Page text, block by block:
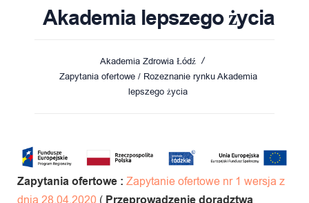
Akademia lepszego życia
Akademia Zdrowia Łódź
Zapytania ofertowe / Rozeznanie rynku Akademia
lepszego życia
Zapytania ofertowe : Zapytanie ofertowe nr 1 wersja z